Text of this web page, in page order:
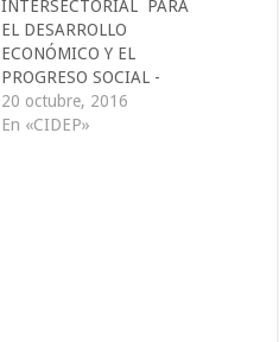
INTERSECTORIAL PARA
EL DESARROLLO
ECONÓMICO Y EL
PROGRESO SOCIAL -
CIDEP -
comunicaciones@cidepelsal
20 octubre, 2016
En «CIDEP»